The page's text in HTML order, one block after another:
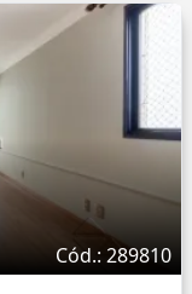
Cód.: 289810